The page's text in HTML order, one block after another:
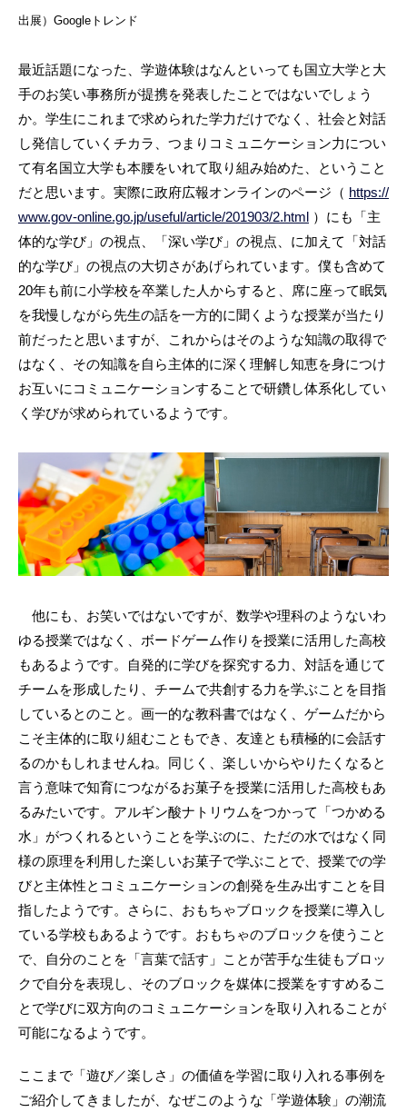
出展）Googleトレンド
最近話題になった、学遊体験はなんといっても国立大学と大
手のお笑い事務所が提携を発表したことではないでしょう
か。学生にこれまで求められた学力だけでなく、社会と対話
し発信していくチカラ、つまりコミュニケーション力につい
て有名国立大学も本腰をいれて取り組み始めた、ということ
だと思います。実際に政府広報オンラインのページ（ https://
www.gov-online.go.jp/useful/article/201903/2.html ）にも「主
体的な学び」の視点、「深い学び」の視点、に加えて「対話
的な学び」の視点の大切さがあげられています。僕も含めて
20年も前に小学校を卒業した人からすると、席に座って眠気
を我慢しながら先生の話を一方的に聞くような授業が当たり
前だったと思いますが、これからはそのような知識の取得で
はなく、その知識を自ら主体的に深く理解し知恵を身につけ
お互いにコミュニケーションすることで研鑽し体系化してい
く学びが求められているようです。
他にも、お笑いではないですが、数学や理科のようないわ
ゆる授業ではなく、ボードゲーム作りを授業に活用した高校
もあるようです。自発的に学びを探究する力、対話を通じて
チームを形成したり、チームで共創する力を学ぶことを目指
しているとのこと。画一的な教科書ではなく、ゲームだから
こそ主体的に取り組むこともでき、友達とも積極的に会話す
るのかもしれませんね。同じく、楽しいからやりたくなると
言う意味で知育につながるお菓子を授業に活用した高校もあ
るみたいです。アルギン酸ナトリウムをつかって「つかめる
水」がつくれるということを学ぶのに、ただの水ではなく同
様の原理を利用した楽しいお菓子で学ぶことで、授業での学
びと主体性とコミュニケーションの創発を生み出すことを目
指したようです。さらに、おもちゃブロックを授業に導入し
ている学校もあるようです。おもちゃのブロックを使うこと
で、自分のことを「言葉で話す」ことが苦手な生徒もブロッ
クで自分を表現し、そのブロックを媒体に授業をすすめるこ
とで学びに双方向のコミュニケーションを取り入れることが
可能になるようです。
ここまで「遊び／楽しさ」の価値を学習に取り入れる事例を
ご紹介してきましたが、なぜこのような「学遊体験」の潮流